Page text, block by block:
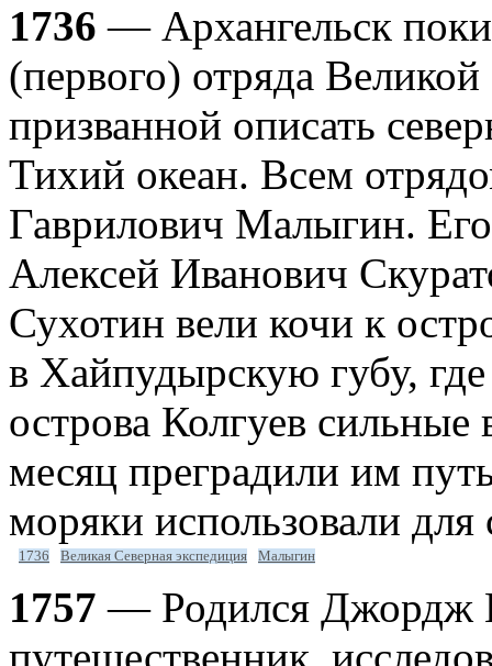
1736 — Архангельск
(первого) отряда
призванной описать
Тихий океан. Всем
Гаврилович Малыгин.
Алексей Иванович
Сухотин вели кочи к
в Хайпудырскую губу,
острова Колгуев
месяц преградили им
моряки использовали для
1736 Великая Северная экспедиция Малыгин
1757 — Родился Джордж
путешественник,